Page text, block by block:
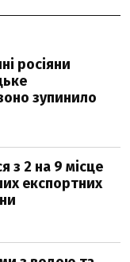
росіяни
зупинило
з 2 на 9 місце
експортних